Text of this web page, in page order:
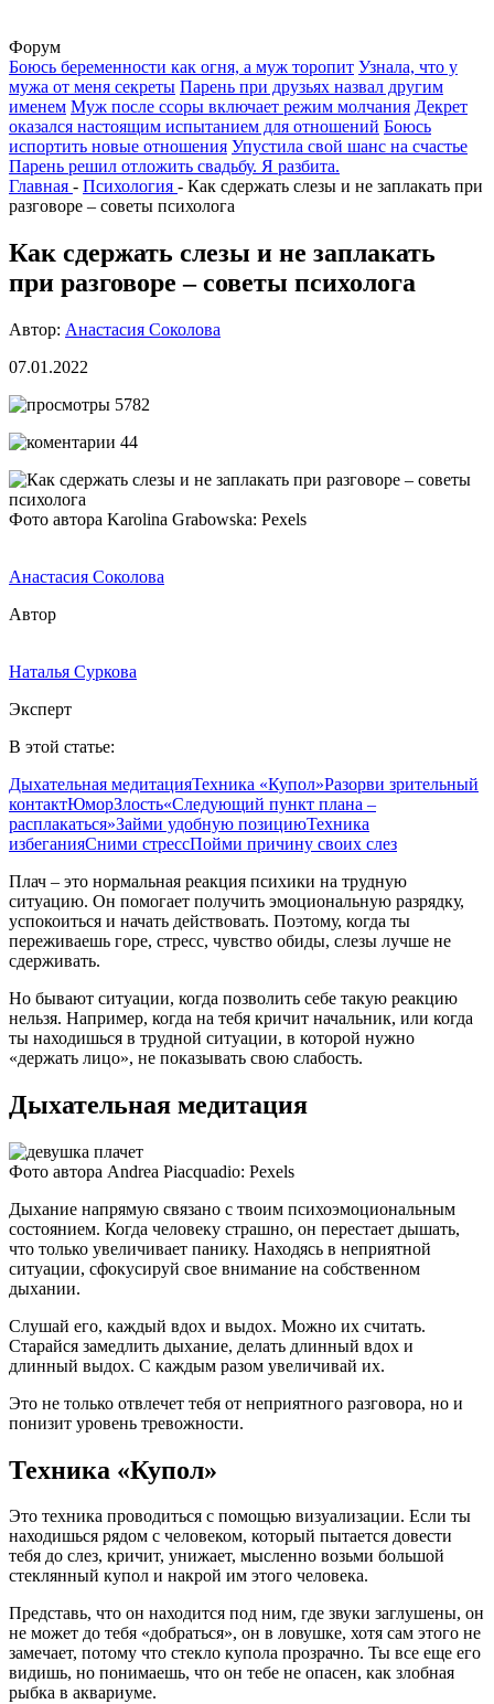
Форум
Боюсь беременности как огня, а муж торопит Узнала, что у
мужа от меня секреты Парень при друзьях назвал другим
именем Муж после ссоры включает режим молчания Декрет
оказался настоящим испытанием для отношений Боюсь
испортить новые отношения Упустила свой шанс на счастье
Парень решил отложить свадьбу. Я разбита.
Главная - Психология - Как сдержать слезы и не заплакать при
разговоре – советы психолога
Как сдержать слезы и не заплакать
при разговоре – советы психолога
Автор: Анастасия Соколова
07.01.2022
5782
44
Фото автора Karolina Grabowska: Pexels
Анастасия Соколова
Автор
Наталья Суркова
Эксперт
В этой статье:
Дыхательная медитацияТехника «Купол»Разорви зрительный
контактЮморЗлость«Следующий пункт плана –
расплакаться»Займи удобную позициюТехника
избеганияСними стрессПойми причину своих слез
Плач – это нормальная реакция психики на трудную
ситуацию. Он помогает получить эмоциональную разрядку,
успокоиться и начать действовать. Поэтому, когда ты
переживаешь горе, стресс, чувство обиды, слезы лучше не
сдерживать.
Но бывают ситуации, когда позволить себе такую реакцию
нельзя. Например, когда на тебя кричит начальник, или когда
ты находишься в трудной ситуации, в которой нужно
«держать лицо», не показывать свою слабость.
Дыхательная медитация
Фото автора Andrea Piacquadio: Pexels
Дыхание напрямую связано с твоим психоэмоциональным
состоянием. Когда человеку страшно, он перестает дышать,
что только увеличивает панику. Находясь в неприятной
ситуации, сфокусируй свое внимание на собственном
дыхании.
Слушай его, каждый вдох и выдох. Можно их считать.
Старайся замедлить дыхание, делать длинный вдох и
длинный выдох. С каждым разом увеличивай их.
Это не только отвлечет тебя от неприятного разговора, но и
понизит уровень тревожности.
Техника «Купол»
Это техника проводиться с помощью визуализации. Если ты
находишься рядом с человеком, который пытается довести
тебя до слез, кричит, унижает, мысленно возьми большой
стеклянный купол и накрой им этого человека.
Представь, что он находится под ним, где звуки заглушены, он
не может до тебя «добраться», он в ловушке, хотя сам этого не
замечает, потому что стекло купола прозрачно. Ты все еще его
видишь, но понимаешь, что он тебе не опасен, как злобная
рыбка в аквариуме.